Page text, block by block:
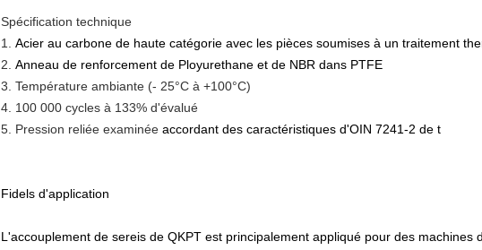
Spécification technique
1. Acier au carbone de haute catégorie avec les pièces soumises à un traitement
2. Anneau de renforcement de Ployurethane et de NBR dans PTFE
3. Température ambiante (- 25°C à +100°C)
4. 100 000 cycles à 133% d'évalué
5. Pression reliée examinée accordant des caractéristiques d'OIN 7241-2 de t
Fidels d'application
L'accouplement de sereis de QKPT est principalement appliqué pour des machines